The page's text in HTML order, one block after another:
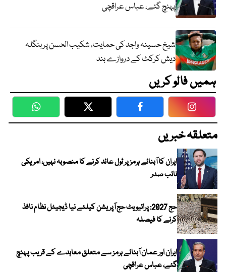
پہنچ گئے، عباس عراقچی
شیخ حسینہ واجد کی حمایت، شکیب الحسن پر بنگلہ
دیش کرکٹ کے دروازے بند
ہمیں فالو کریں
WhatsApp Twitter Facebook
متعلقہ خبریں
ایران کا آبنائے ہرمز پر ٹول عائد کرنے کا منصوبہ نہیں، امریکی
نائب صدر
حج 2027: پرائیویٹ حج آپریشن کیلئے نیا ڈیجیٹل نظام نافذ
کرنے کا فیصلہ
ایران اور عمان آبنائے ہرمز سے متعلق معاہدے کے قریب پہنچ
گئے، عباس عراقچی